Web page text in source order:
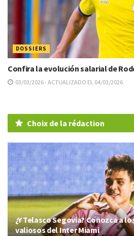
DOSSIERS
Confira la evolución salarial de
03/03/2026 - ACTUALIZADO EL 04/03/2026
Choix de la rédaction
¿Y Telasco Segovia? Conozca a
valiosos del Inter Miami